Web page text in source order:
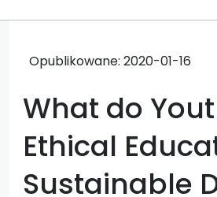
Opublikowane: 2020-01-16
What do
Ethical
Sustainable